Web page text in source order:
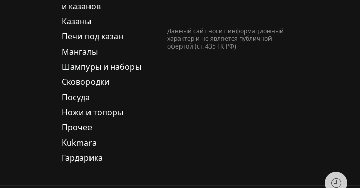
и казанов
Казаны
Печи под казан
Мангалы
Шампуры и наборы
Сковородки
Посуда
Ножи и топоры
Прочее
Kukmara
Гардарика
Данный сайт носит информационный
характер и не является публичной
офертой (ст. 435 ГК РФ)